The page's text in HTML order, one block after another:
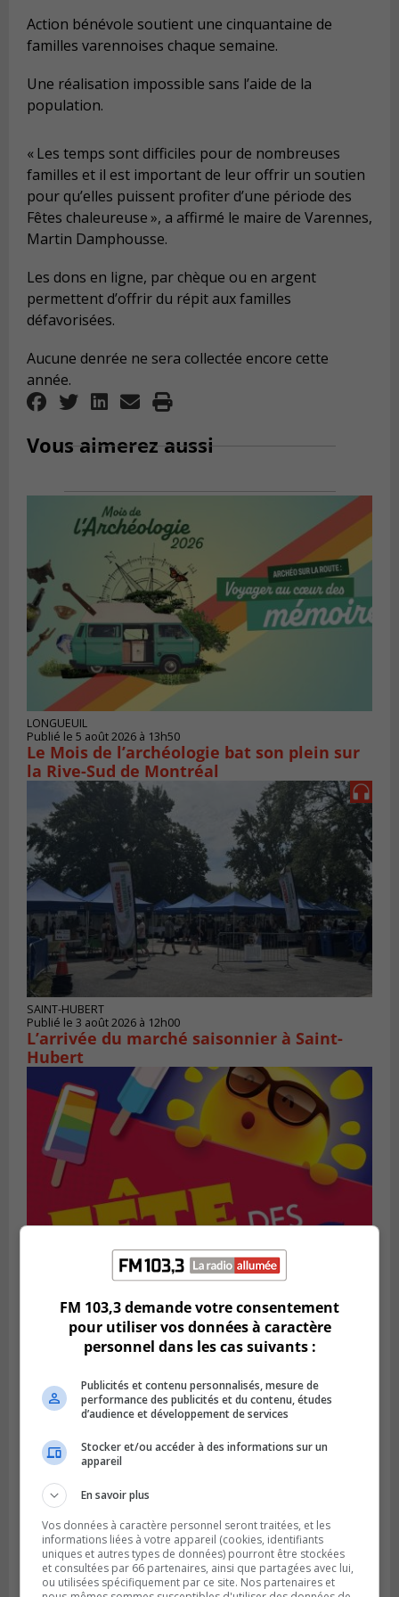
Action bénévole soutient une cinquantaine de
familles varennoises chaque semaine.
Une réalisation impossible sans l’aide de la
population.
«Les temps sont difficiles pour de nombreuses
familles et il est important de leur offrir un soutien
pour qu’elles puissent profiter d’une période des
Fêtes chaleureuse», a affirmé le maire de Varennes,
Martin Damphousse.
Les dons en ligne, par chèque ou en argent
permettent d’offrir du répit aux familles
défavorisées.
Aucune denrée ne sera collectée encore cette
année.
Vous aimerez aussi
LONGUEUIL
Publié le 5 août 2026 à 13h50
Le Mois de l’archéologie bat son plein sur
la Rive-Sud de Montréal
SAINT-HUBERT
Publié le 3 août 2026 à 12h00
L’arrivée du marché saisonnier à Saint-
Hubert
Publié le 2 août 2026 à 08h06
La Fête des parcs est de retour à Saint-
Bruno
SAINT-CATHERINE
Publié le 30 juillet 2026 à 07h58
FM 103,3 demande votre consentement
pour utiliser vos données à caractère
personnel dans les cas suivants :
Publicités et contenu personnalisés, mesure de
performance des publicités et du contenu, études
d’audience et développement de services
Stocker et/ou accéder à des informations sur un
appareil
En savoir plus
Vos données à caractère personnel seront traitées, et les
informations liées à votre appareil (cookies, identifiants
uniques et autres types de données) pourront être stockées
et consultées par 66 partenaires, ainsi que partagées avec lui,
ou utilisées spécifiquement par ce site. Nos partenaires et